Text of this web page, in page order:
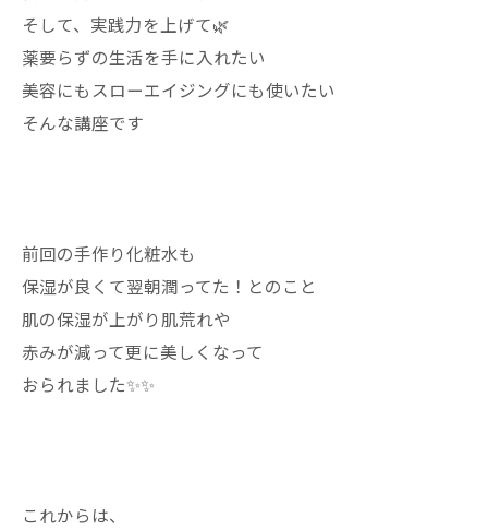
そして、実践力を上げて🌿
薬要らずの生活を手に入れたい
美容にもスローエイジングにも使いたい
そんな講座です
前回の手作り化粧水も
保湿が良くて翌朝潤ってた！とのこと
肌の保湿が上がり肌荒れや
赤みが減って更に美しくなって
おられました✨✨
これからは、